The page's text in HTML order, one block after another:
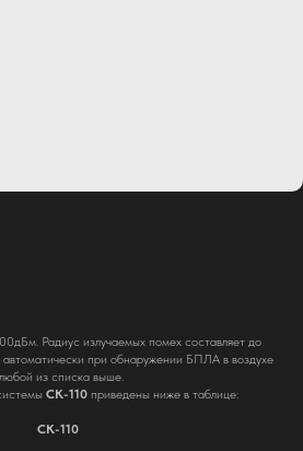
Радиус излучаемых помех составляет до
при обнаружении БПЛА в воздухе
из списка выше.
СК-110 приведены ниже в таблице:
СК-110